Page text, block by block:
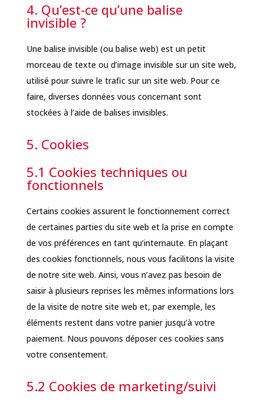
4. Qu’est-ce qu’une balise
invisible ?
Une balise invisible (ou balise web) est un petit
morceau de texte ou d’image invisible sur un site web,
utilisé pour suivre le trafic sur un site web. Pour ce
faire, diverses données vous concernant sont
stockées à l’aide de balises invisibles.
5. Cookies
5.1 Cookies techniques ou
fonctionnels
Certains cookies assurent le fonctionnement correct
de certaines parties du site web et la prise en compte
de vos préférences en tant qu’internaute. En plaçant
des cookies fonctionnels, nous vous facilitons la visite
de notre site web. Ainsi, vous n’avez pas besoin de
saisir à plusieurs reprises les mêmes informations lors
de la visite de notre site web et, par exemple, les
éléments restent dans votre panier jusqu’à votre
paiement. Nous pouvons déposer ces cookies sans
votre consentement.
5.2 Cookies de marketing/suivi